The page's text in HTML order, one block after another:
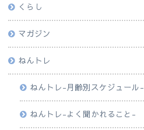
くらし
マガジン
ねんトレ
ねんトレ-月齢別スケジュール-
ねんトレ-よく聞かれること-